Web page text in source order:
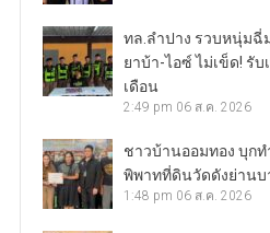
ทล.ลำปาง รวบหนุ่มฉี่
ยาบ้า-ไอซ์ ไม่เข็ด! รับ
เดือน
2:49 pm 06 ส.ค. 2026
ชาวบ้านออมทอง บุกท
พิพาทที่ดินวัดดังย่านบ
1:48 pm 06 ส.ค. 2026